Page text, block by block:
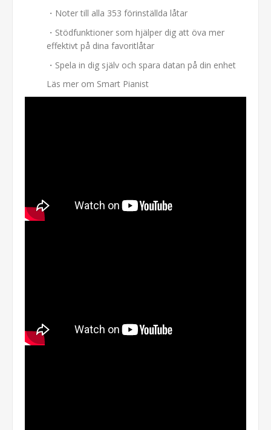
・Noter till alla 353 förinställda låtar
・Stödfunktioner som hjälper dig att öva mer
effektivt på dina favoritlåtar
・Spela in dig själv och spara datan på din enhet
Läs mer om Smart Pianist